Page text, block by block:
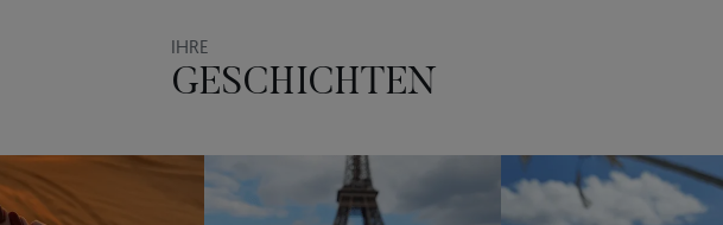
IHRE
GESCHICHTEN